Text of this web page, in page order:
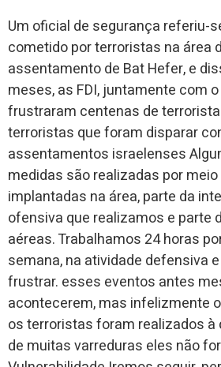
Um oficial de segurança referiu-
cometido por terroristas na área
assentamento de Bat Hefer, e
meses, as FDI, juntamente com
frustraram centenas de
terroristas que foram disparar
assentamentos israelenses
medidas são realizadas por
implantadas na área, parte da
ofensiva que realizamos e parte
aéreas. Trabalhamos 24 horas
semana, na atividade defensiva
frustrar. esses eventos antes
acontecerem, mas infelizmente
os terroristas foram realizados à
de muitas varreduras eles não